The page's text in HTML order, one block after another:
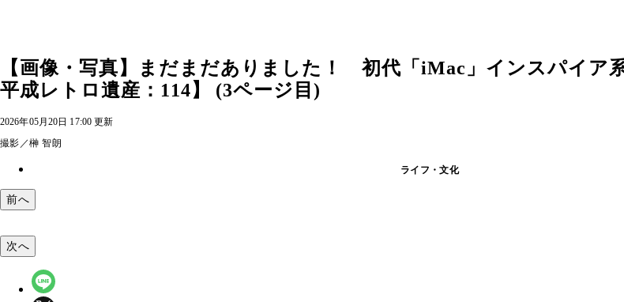
【画像・写真】まだまだありました！ 初代「iMac」インスパイア
平成レトロ遺産：114】 (3ページ目)
2026年05月20日 17:00 更新
撮影／榊 智朗
ライフ・文化
前へ
次へ